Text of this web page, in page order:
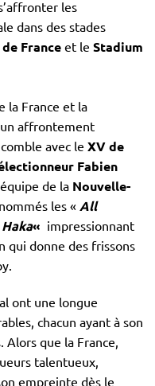
les
dans des stades
Franceet le Stadium
la France et la
affrontement
avec le XV de
Fabien
de la Nouvelle-
les « All
Haka« impressionnant
qui donne des frissons
ont une longue
chacun ayant à son
que la France,
talentueux,
empreinte dès le